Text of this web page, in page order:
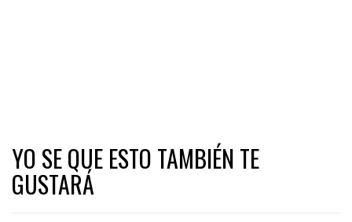
YO SE QUE ESTO TAMBIÉN TE
GUSTARÁ